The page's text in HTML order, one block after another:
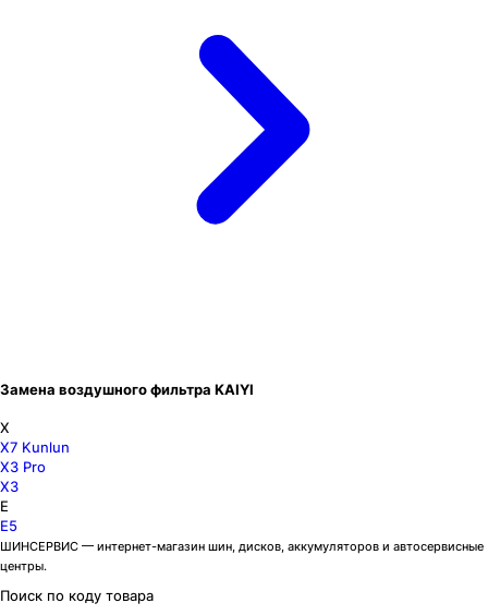
Замена воздушного фильтра KAIYI
X
X7 Kunlun
X3 Pro
X3
E
E5
ШИНСЕРВИС — интернет-магазин шин, дисков, аккумуляторов и автосервисные
центры.
Поиск по коду товара